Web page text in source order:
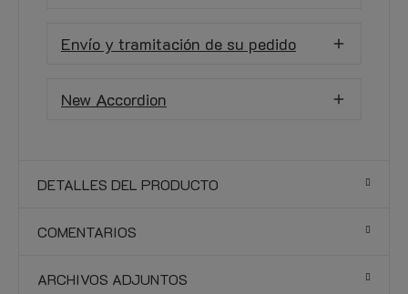
Envío y tramitación de su pedido
New Accordion
DETALLES DEL PRODUCTO
COMENTARIOS
ARCHIVOS ADJUNTOS